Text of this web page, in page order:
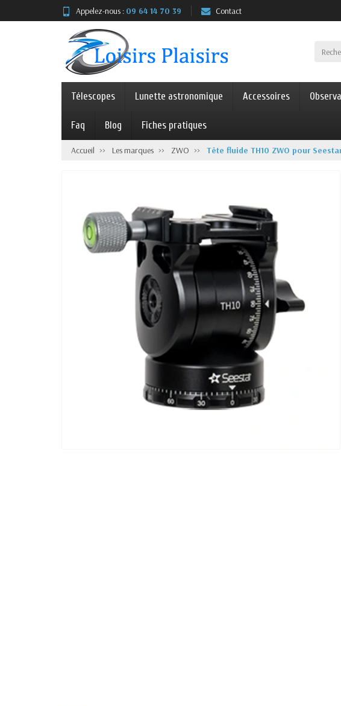
Appelez-nous : 09 64 14 70 39 Contact
Télescopes Lunette astronomique Accessoires
Faq Blog Fiches pratiques
Accueil Les marques ZWO Tête fluide TH10 ZWO pour